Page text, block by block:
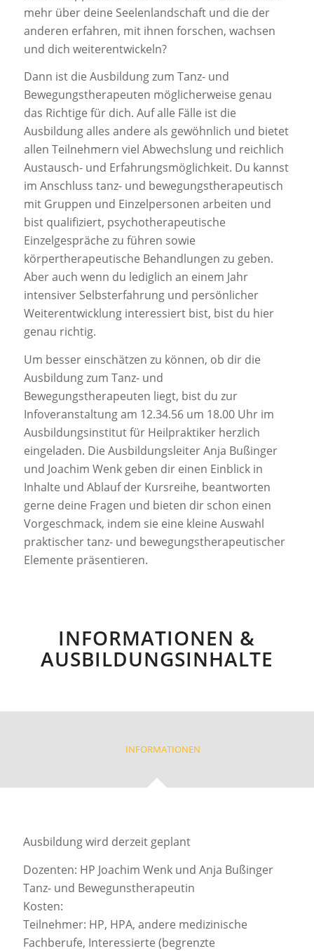
mehr über deine Seelenlandschaft und die der
anderen erfahren, mit ihnen forschen, wachsen
und dich weiterentwickeln?
Dann ist die Ausbildung zum Tanz- und
Bewegungstherapeuten möglicherweise genau
das Richtige für dich. Auf alle Fälle ist die
Ausbildung alles andere als gewöhnlich und bietet
allen Teilnehmern viel Abwechslung und reichlich
Austausch- und Erfahrungsmöglichkeit. Du kannst
im Anschluss tanz- und bewegungstherapeutisch
mit Gruppen und Einzelpersonen arbeiten und
bist qualifiziert, psychotherapeutische
Einzelgespräche zu führen sowie
körpertherapeutische Behandlungen zu geben.
Aber auch wenn du lediglich an einem Jahr
intensiver Selbsterfahrung und persönlicher
Weiterentwicklung interessiert bist, bist du hier
genau richtig.
Um besser einschätzen zu können, ob dir die
Ausbildung zum Tanz- und
Bewegungstherapeuten liegt, bist du zur
Infoveranstaltung am 12.34.56 um 18.00 Uhr im
Ausbildungsinstitut für Heilpraktiker herzlich
eingeladen. Die Ausbildungsleiter Anja Bußinger
und Joachim Wenk geben dir einen Einblick in
Inhalte und Ablauf der Kursreihe, beantworten
gerne deine Fragen und bieten dir schon einen
Vorgeschmack, indem sie eine kleine Auswahl
praktischer tanz- und bewegungstherapeutischer
Elemente präsentieren.
INFORMATIONEN &
AUSBILDUNGSINHALTE
INFORMATIONEN
Ausbildung wird derzeit geplant
Dozenten: HP Joachim Wenk und Anja Bußinger
Tanz- und Bewegunstherapeutin
Kosten:
Teilnehmer: HP, HPA, andere medizinische
Fachberufe, Interessierte (begrenzte